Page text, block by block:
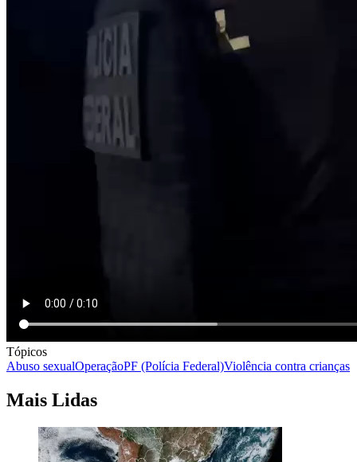
Tópicos
Abuso sexualOperaçãoPF (Polícia Federal)Violência contra crianças
Mais Lidas